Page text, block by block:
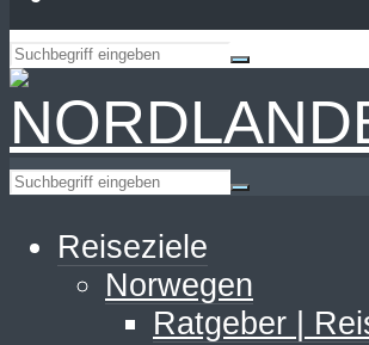
Reiseziele
Norwegen
Ratgeber |